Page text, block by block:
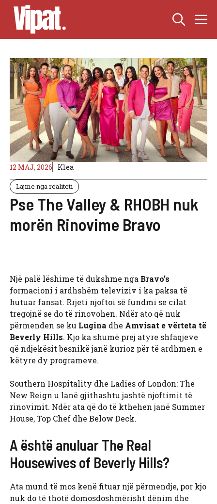
Skip
content
12 MAJ, 2026 Klea
Lajme nga realiteti
Pse The Valley & RHOBH nuk
morën Rinovime Bravo
Një palë lëshime të dukshme nga Bravo’s
formacioni i ardhshëm televiziv i ka paksa të
hutuar fansat. Rrjeti njoftoi së fundmi se cilat
tregojnë se do të rinovohen. Ndër ato që nuk
përmenden se ku Lugina dhe Amvisat e vërteta të
Beverly Hills. Kjo ka shumë prej atyre shfaqjeve
që ndjekësit besnikë janë kurioz për të ardhmen e
këtyre dy programeve.
Southern Hospitality dhe Ladies of London: The
New Reign u lanë gjithashtu jashtë njoftimit të
rinovimit. Ndër ata që do të kthehen janë Summer
House, Top Chef dhe Below Deck.
A është anuluar The Real
Housewives of Beverly Hills?
Ata mund të mos kenë fituar një përmendje, por kjo
nuk do të thotë domosdoshmërisht dënim dhe